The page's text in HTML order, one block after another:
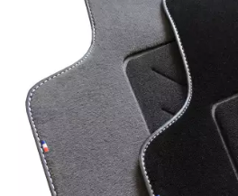
Personnalisation par